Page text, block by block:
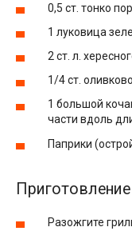
0,5 ст. тонко
1 луковица
2 ст. л.
1/4 ст.
1 большой
части вдоль
Паприки
Разожгите